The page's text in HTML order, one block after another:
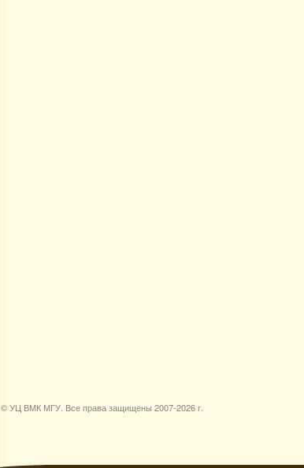
© УЦ ВМК МГУ. Все права защищены 2007-2026 г.